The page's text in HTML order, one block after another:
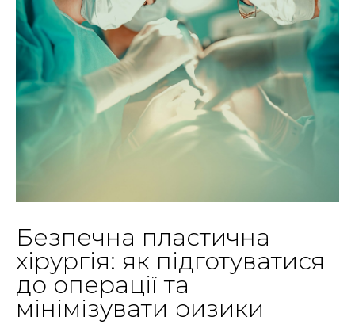
Безпечна пластична
хірургія: як підготуватися
до операції та
мінімізувати ризики